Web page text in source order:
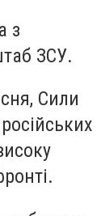
з
ЗСУ.
Сили